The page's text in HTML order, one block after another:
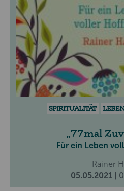
SPIRITUALITÄT
77mal
Für ein Leben
Rainer
05.05.2021
|